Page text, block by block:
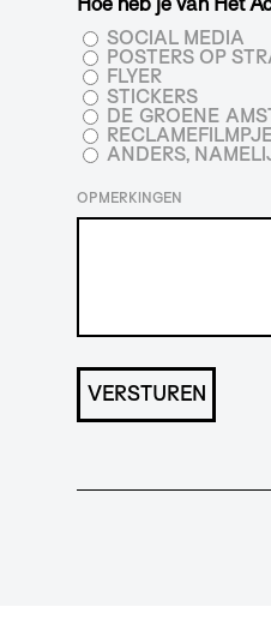
SOCIAL MEDIA
POSTERS OP
FLYER
STICKERS
DE GROENE
ANDERS,
OPMERKINGEN